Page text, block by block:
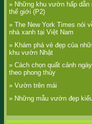
» Những khu vườn hấp dẫn
thế giới (P2)
» The New York Times nói
nhà xanh tại Việt Nam
» Khám phá vẻ đẹp của
khu vườn Nhật
» Cách chọn quất cảnh
theo phong thủy
» Vườn trên mái
» Những mẫu vườn đẹp